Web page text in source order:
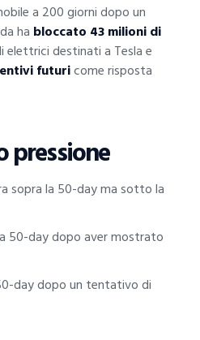
a 200 giorni dopo un
ha bloccato 43 milioni di
elettrici destinati a Tesla e
futuricome risposta
sopra la 50-day ma sotto la
50-day dopo aver mostrato
day dopo un tentativo di